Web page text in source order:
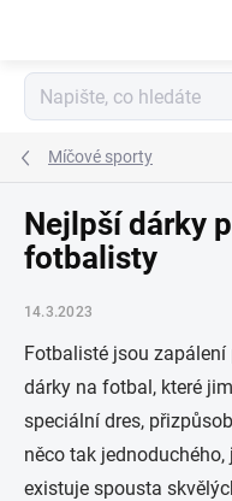
Míčové sporty
Nejlpší dárky
fotbalisty
14.3.2023
Fotbalisté jsou
dárky na fotbal, které
speciální dres,
něco tak
existuje spousta